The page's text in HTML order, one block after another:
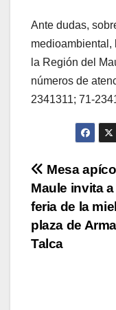
Ante dudas,
medioambiental,
la Región del
números de
2341311; 71-
de
Mesa
Maule invita
feria de la
plaza de
Talca